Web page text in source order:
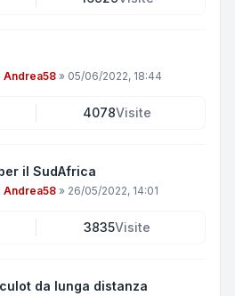
Andrea58 » 05/06/2022, 18:44
4078Visite
il SudAfrica
Andrea58 » 26/05/2022, 14:01
3835Visite
da lunga distanza